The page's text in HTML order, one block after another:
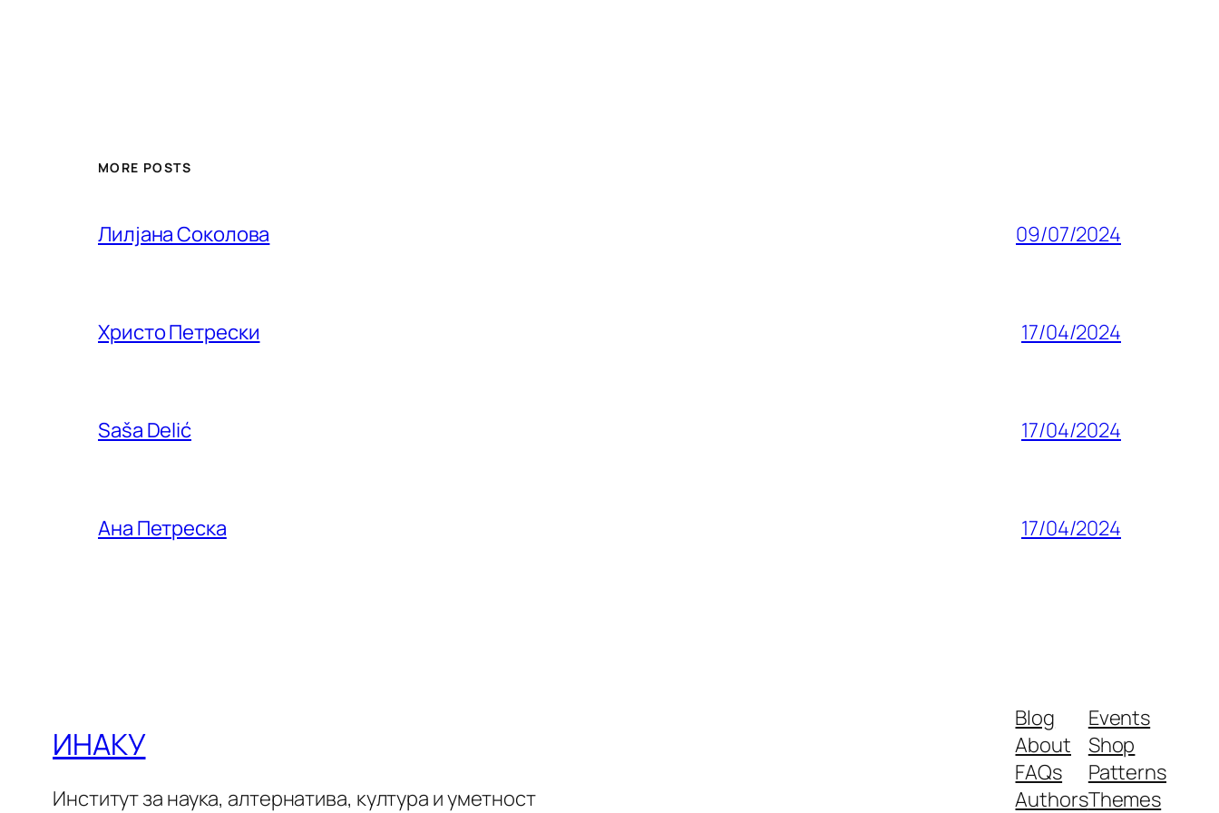
MORE POSTS
Лилjана Соколова 09/07/2024
Христо Петрески 17/04/2024
Saša Delić 17/04/2024
Ана Петреска 17/04/2024
ИНАКУ
Институт за наука, алтернатива, култура и уметност
Blog
About
FAQs
Authors
Events
Shop
Patterns
Themes